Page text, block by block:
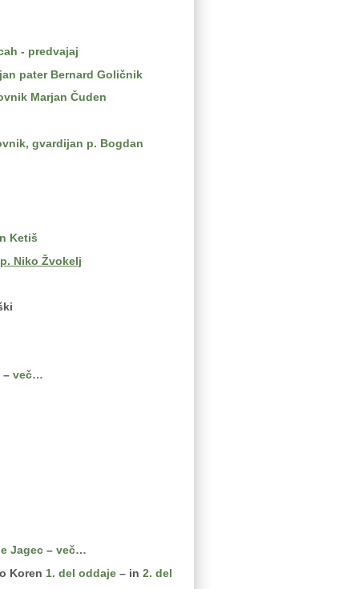
- predvajaj
pater Bernard Goličnik
Marjan Čuden
gvardijan p. Bogdan
Ketiš
Niko Žvokelj
–več…
Jagec –več…
Koren 1. del oddaje – in2. del